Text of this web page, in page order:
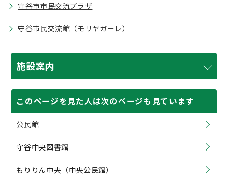
守谷市市民交流プラザ
守谷市民交流館（モリヤガーレ）
施設案内
このページを見た人は次のページも見ています
公民館
守谷中央図書館
もりりん中央（中央公民館）